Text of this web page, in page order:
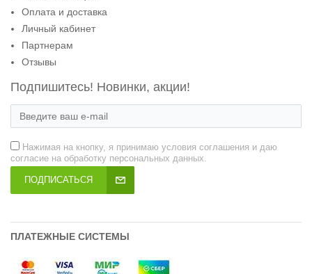
Оплата и доставка
Личный кабинет
Партнерам
Отзывы
Подпишитесь! Новинки, акции!
Нажимая на кнопку, я принимаю условия соглашения и даю
согласие на обработку персональных данных.
ПОДПИСАТЬСЯ
ПЛАТЕЖНЫЕ СИСТЕМЫ